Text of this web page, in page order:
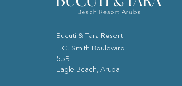
Bucuti & Tara Resort
L.G. Smith Boulevard
55B
Eagle Beach, Aruba
(opens in new window)